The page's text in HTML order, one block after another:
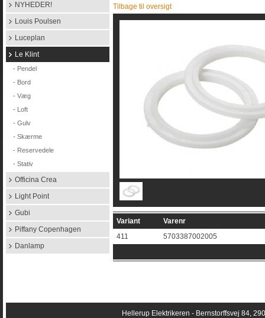
NYHEDER!
Louis Poulsen
Luceplan
Le Klint
- Pendel
- Bord
- Væg
- Loft
- Gulv
- Skærme
- Reservedele
- Stativ
Officina Crea
Light Point
Gubi
Piffany Copenhagen
Danlamp
Tilbage til oversigt
Variant
Varenr
411
5703387002005
Hellerup Elektrikeren - Bernstorffsvej 84,